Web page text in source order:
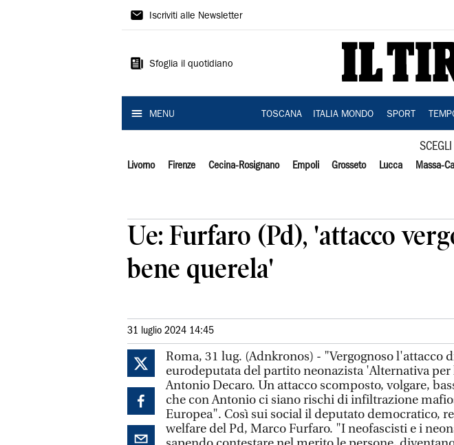
Il
Iscriviti alle Newsletter
Sfoglia il quotidiano
MENU TOSCANA ITALIA MONDO SPORT
Livorno Firenze Cecina-Rosignano Empoli Grosseto Lucca Massa-
Ue: Furfaro (Pd), 'attacco
bene querela'
31 luglio 2024 14:45
Roma, 31 lug. (Adnkronos) - "Vergognoso l'attacco
eurodeputata del partito neonazista 'Alternativa per
Antonio Decaro. Un attacco scomposto, volgare,
che con Antonio ci siano rischi di infiltrazione
Europea". Così sui social il deputato democratico,
welfare del Pd, Marco Furfaro. "I neofascisti e i